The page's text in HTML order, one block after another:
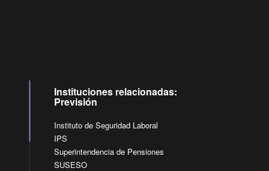
Instituciones relacionadas:
Previsión
Instituto de Seguridad Laboral
IPS
Superintendencia de Pensiones
SUSESO